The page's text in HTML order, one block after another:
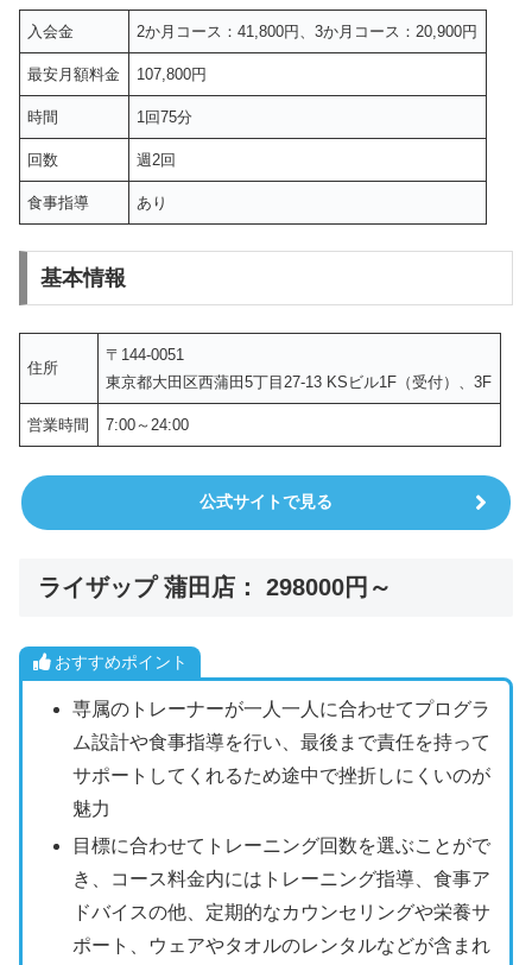
入会金 2か月コース：41,800円、3か月コース：20,900円
最安月額料金 107,800円
時間 1回75分
回数 週2回
食事指導 あり
基本情報
住所
〒144-0051
東京都大田区西蒲田5丁目27-13 KSビル1F（受付）、3F
営業時間 7:00～24:00
公式サイトで見る
ライザップ 蒲田店： 298000円～
おすすめポイント
専属のトレーナーが一人一人に合わせてプログラ
ム設計や食事指導を行い、最後まで責任を持って
サポートしてくれるため途中で挫折しにくいのが
魅力
目標に合わせてトレーニング回数を選ぶことがで
き、コース料金内にはトレーニング指導、食事ア
ドバイスの他、定期的なカウンセリングや栄養サ
ポート、ウェアやタオルのレンタルなどが含まれ